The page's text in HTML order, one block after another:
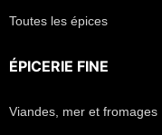
Toutes les épices
ÉPICERIE FINE
Viandes, mer et fromages